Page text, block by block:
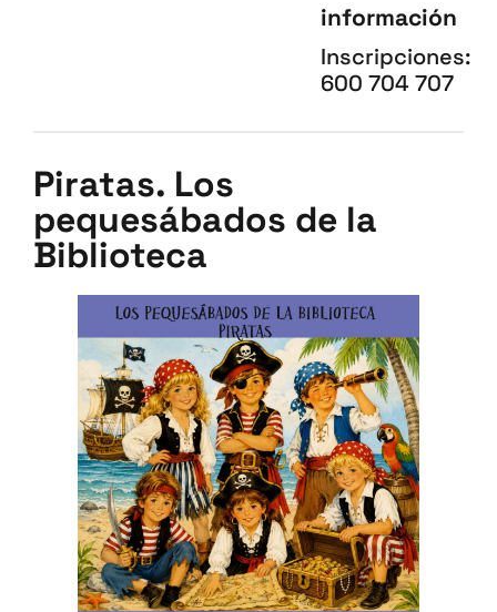
información
Inscripciones:
600 704 707
Piratas. Los
pequesábados de la
Biblioteca